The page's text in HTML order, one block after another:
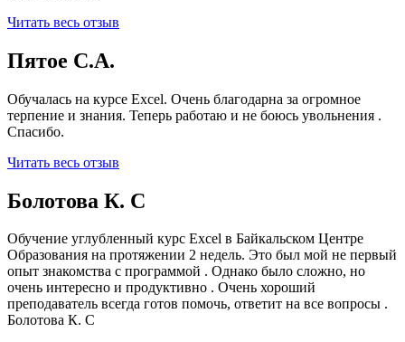
Читать весь отзыв
Пятое С.А.
Обучалась на курсе Excel. Очень благодарна за огромное
терпение и знания. Теперь работаю и не боюсь увольнения .
Спасибо.
Читать весь отзыв
Болотова К. С
Обучение углубленный курс Excel в Байкальском Центре
Образования на протяжении 2 недель. Это был мой не первый
опыт знакомства с программой . Однако было сложно, но
очень интересно и продуктивно . Очень хороший
преподаватель всегда готов помочь, ответит на все вопросы .
Болотова К. С